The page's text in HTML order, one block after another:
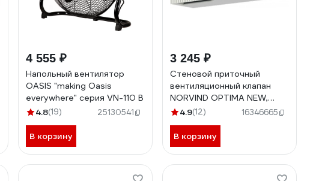
4 555 ₽
Напольный вентилятор
OASIS "making Оasis
everywhere" серия VN-110 B
4.8(19) 25130541
В корзину
3 245 ₽
Стеновой приточный
вентиляционный клапан
NORVIND OPTIMA NEW,
d65mm, 13 м3/ч NV2OPT1
4.9(12) 16346665
В корзину